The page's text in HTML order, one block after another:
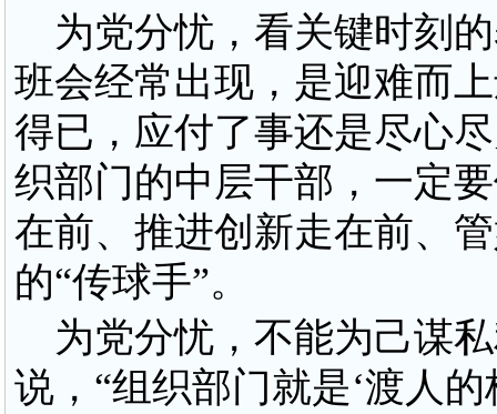
为党分忧，看关键时刻
班会经常出现，是迎难而
得已，应付了事还是尽心
织部门的中层干部，一定
在前、推进创新走在前、
的“传球手”。
为党分忧，不能为己谋
说，“组织部门就是‘渡人